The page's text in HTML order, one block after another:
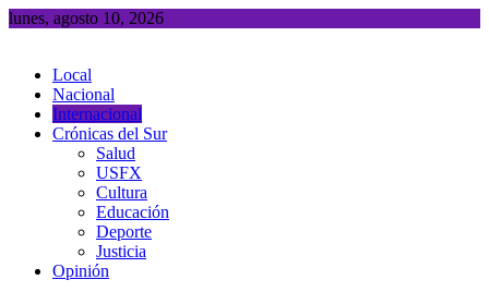
Saltar
lunes, agosto 10, 2026
Local
Nacional
Internacional
Crónicas del Sur
Salud
USFX
Cultura
Educación
Deporte
Justicia
Opinión